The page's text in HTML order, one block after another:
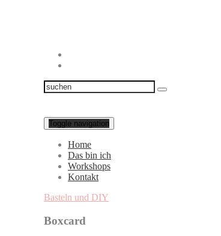
Toggle navigation
Home
Das bin ich
Workshops
Kontakt
Basteln und DIY
Boxcard